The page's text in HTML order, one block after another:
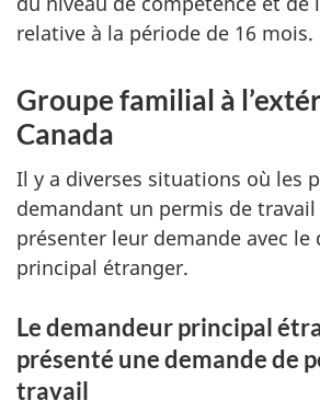
relative à la période de 16 mois.
Groupe familial à
Canada
Il y a diverses situations où les
demandant un permis de
présenter leur demande avec le
principal étranger.
Le demandeur principal
présenté une demande de
travail